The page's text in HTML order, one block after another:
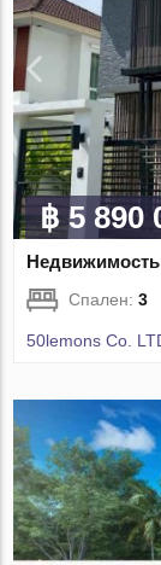
฿ 5 890
Спален:3
50lemons Co.